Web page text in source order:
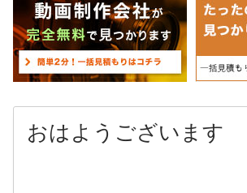
おはようございます